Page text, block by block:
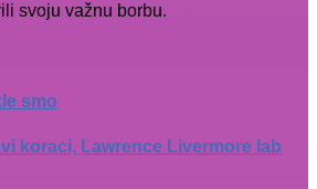
svoju važnu borbu.
smo
koraci, Lawrence Livermore lab